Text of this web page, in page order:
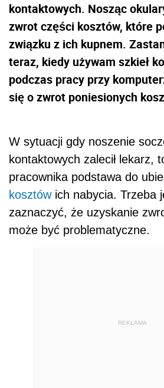
kontaktowych. Nosząc
zwrot części kosztów, które
związku z ich kupnem.
teraz, kiedy używam szkieł
podczas pracy przy
się o zwrot poniesionych
W sytuacji gdy noszenie
kontaktowych zalecił lekarz,
pracownika podstawa do
kosztówich nabycia. Trzeba
zaznaczyć, że uzyskanie
może być problematyczne.
REKLAMA